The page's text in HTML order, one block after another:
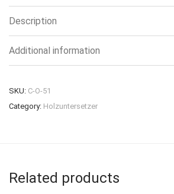
Description
Additional information
SKU: C-O-51
Category: Holzuntersetzer
Related products